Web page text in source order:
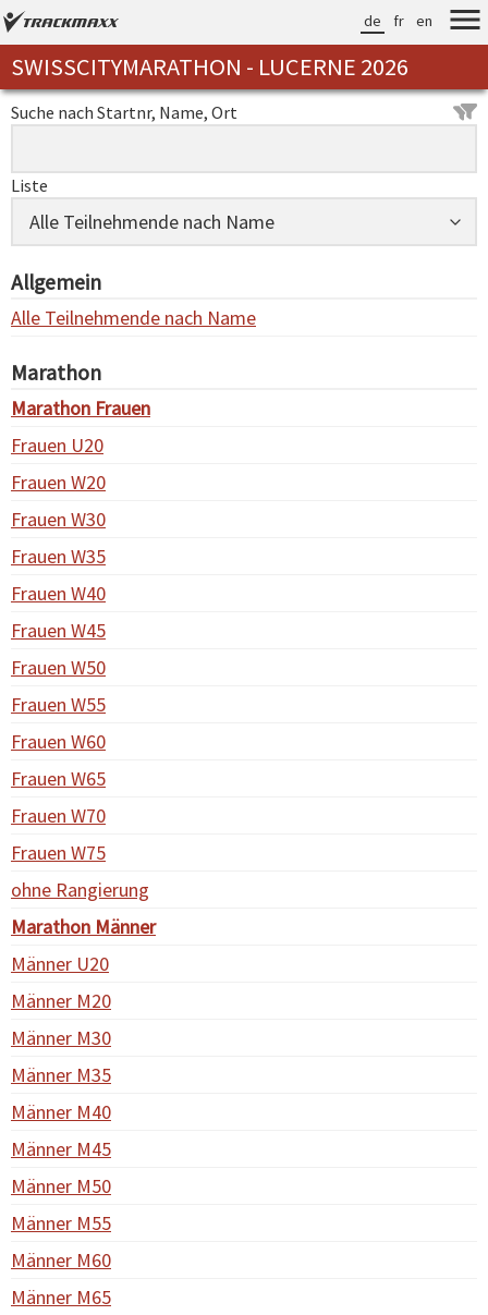
de fr en
SWISSCITYMARATHON - LUCERNE 2026
Suche nach Startnr, Name, Ort
Liste
Allgemein
Alle Teilnehmende nach Name
Marathon
Marathon Frauen
Frauen U20
Frauen W20
Frauen W30
Frauen W35
Frauen W40
Frauen W45
Frauen W50
Frauen W55
Frauen W60
Frauen W65
Frauen W70
Frauen W75
ohne Rangierung
Marathon Männer
Männer U20
Männer M20
Männer M30
Männer M35
Männer M40
Männer M45
Männer M50
Männer M55
Männer M60
Männer M65